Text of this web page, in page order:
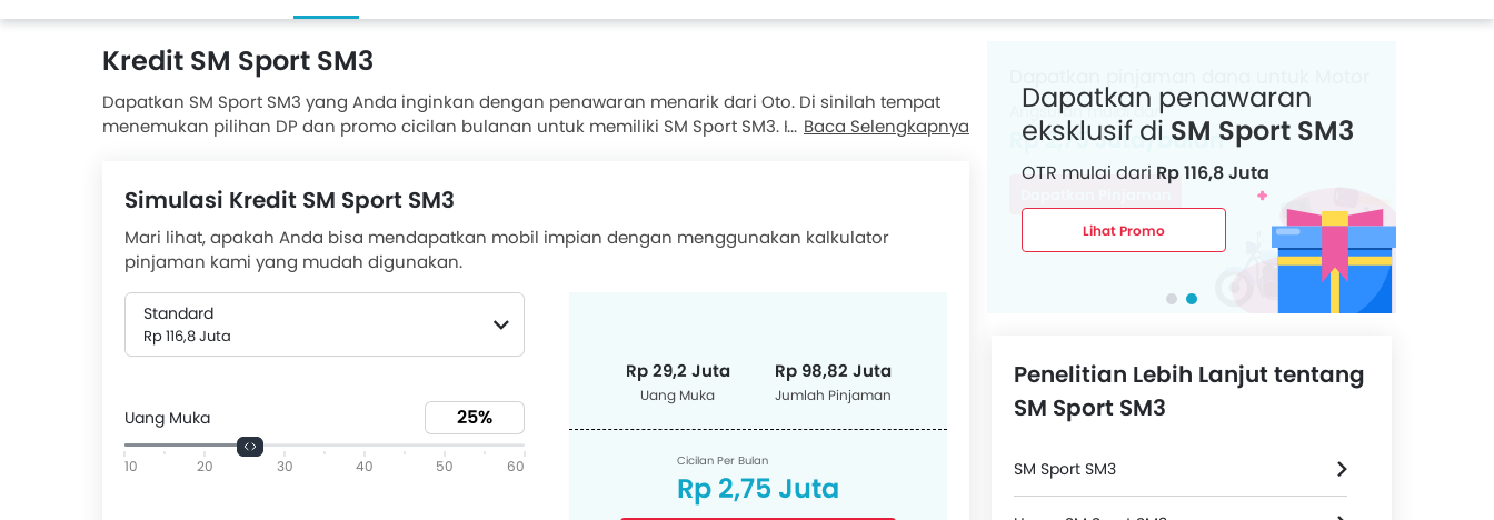
Kredit SM Sport SM3
Dapatkan SM Sport SM3 yang Anda inginkan dengan penawaran menarik dari Oto. Di sinilah tempat
menemukan pilihan DP dan promo cicilan bulanan untuk memiliki SM Sport SM3. Hari ini, 07 Aug, 2026,
diler SM Sport terdekat.
Baca Selengkapnya
Simulasi Kredit SM Sport SM3
Mari lihat, apakah Anda bisa mendapatkan mobil impian dengan menggunakan kalkulator
pinjaman kami yang mudah digunakan.
Standard
Rp 116,8 Juta
Uang Muka
10 20 30 40 50 60 Cicilan Per Bulan
Rp 2,75 Juta
Rp 29,2 Juta
Uang Muka
Rp 98,82 Juta
Jumlah Pinjaman
Dapatkan penawaran
eksklusif di SM Sport SM3
OTR mulai dari Rp 116,8 Juta
Lihat Promo
Penelitian Lebih Lanjut tentang
SM Sport SM3
SM Sport SM3